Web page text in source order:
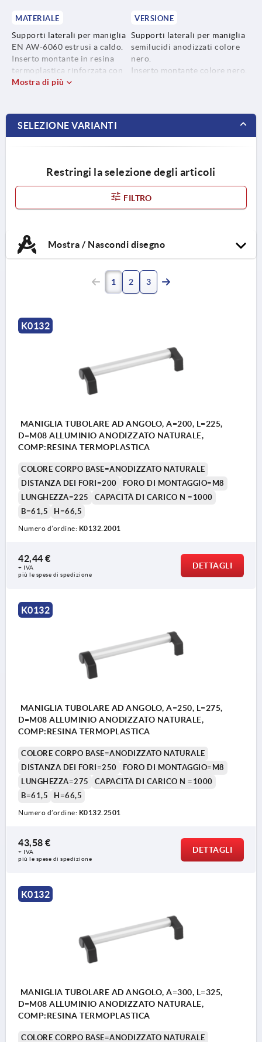
MATERIALE
Supporti laterali per maniglia
EN AW-6060 estrusi a caldo.
Inserto montante in resina
termoplastica rinforzata con
microsfere di vetro.
VERSIONE
Supporti laterali per maniglia
semilucidi anodizzati colore
nero.
Inserto montante colore nero.
Mostra di più
SELEZIONE VARIANTI
Restringi la selezione degli articoli
FILTRO
Mostra / Nascondi disegno
1) Inserto montante
1 2 3
K0132
MANIGLIA TUBOLARE AD ANGOLO, A=200, L=225,
D=M08 ALLUMINIO ANODIZZATO NATURALE,
COMP:RESINA TERMOPLASTICA
COLORE CORPO BASE=ANODIZZATO NATURALE
DISTANZA DEI FORI=200
FORO DI MONTAGGIO=M8
LUNGHEZZA=225
CAPACITÀ DI CARICO N =1000
B=61,5
H=66,5
Numero d’ordine: K0132.2001
42,44 €
+ IVA
più le spese di spedizione
DETTAGLI
K0132
MANIGLIA TUBOLARE AD ANGOLO, A=250, L=275,
D=M08 ALLUMINIO ANODIZZATO NATURALE,
COMP:RESINA TERMOPLASTICA
COLORE CORPO BASE=ANODIZZATO NATURALE
DISTANZA DEI FORI=250
FORO DI MONTAGGIO=M8
LUNGHEZZA=275
CAPACITÀ DI CARICO N =1000
B=61,5
H=66,5
Numero d’ordine: K0132.2501
43,58 €
+ IVA
più le spese di spedizione
DETTAGLI
K0132
MANIGLIA TUBOLARE AD ANGOLO, A=300, L=325,
D=M08 ALLUMINIO ANODIZZATO NATURALE,
COMP:RESINA TERMOPLASTICA
COLORE CORPO BASE=ANODIZZATO NATURALE